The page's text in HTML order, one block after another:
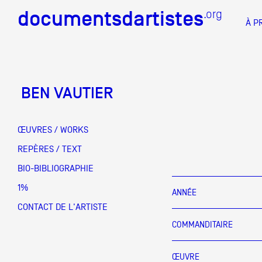
documentsdartistes.org
À
documentsdartistes.org
Équipe
Partenaires
Crédits
Actions
Documentation
BEN VAUTIER
ŒUVRES / WORKS
REPÈRES / TEXT
BIO-BIBLIOGRAPHIE
1%
CONTACT DE L'ARTISTE
ANNÉE
COMMANDITAIRE
ŒUVRE